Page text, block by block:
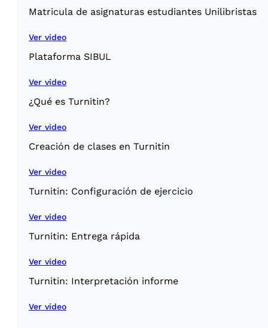
Matricula de asignaturas estudiantes Unilibristas
Ver video
Plataforma SIBUL
Ver video
¿Qué es Turnitin?
Ver video
Creación de clases en Turnitin
Ver video
Turnitin: Configuración de ejercicio
Ver video
Turnitin: Entrega rápida
Ver video
Turnitin: Interpretación informe
Ver video